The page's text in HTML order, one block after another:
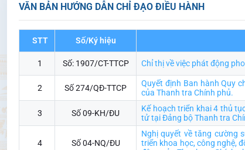
VĂN BẢN HƯỚNG DẪN CHỈ ĐẠO ĐIỀU HÀNH
STT Số/Ký hiệu
1 Số: 1907/CT-TTCP Chỉ thị về việc phát động
2 Số 274/QĐ-TTCP
Quyết định Ban hành Quy
của Thanh tra Chính phủ.
3 Số 09-KH/ĐU
Kế hoạch triển khai 4 thủ
tử tại Đảng bộ Thanh tra
4 Số 04-NQ/ĐU
Nghị quyết về tăng cường
triển khoa học, công nghệ,